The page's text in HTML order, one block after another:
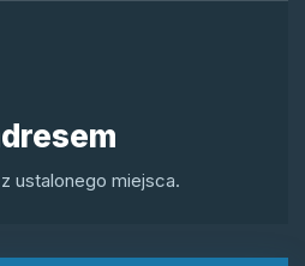
ustalonego miejsca.